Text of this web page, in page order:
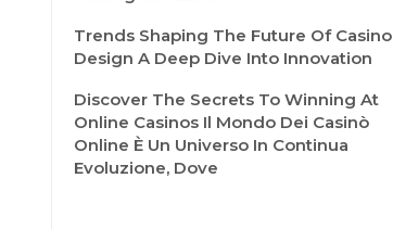
Trends Shaping The Future Of Casino
Design A Deep Dive Into Innovation
Discover The Secrets To Winning At
Online Casinos Il Mondo Dei Casinò
Online È Un Universo In Continua
Evoluzione, Dove